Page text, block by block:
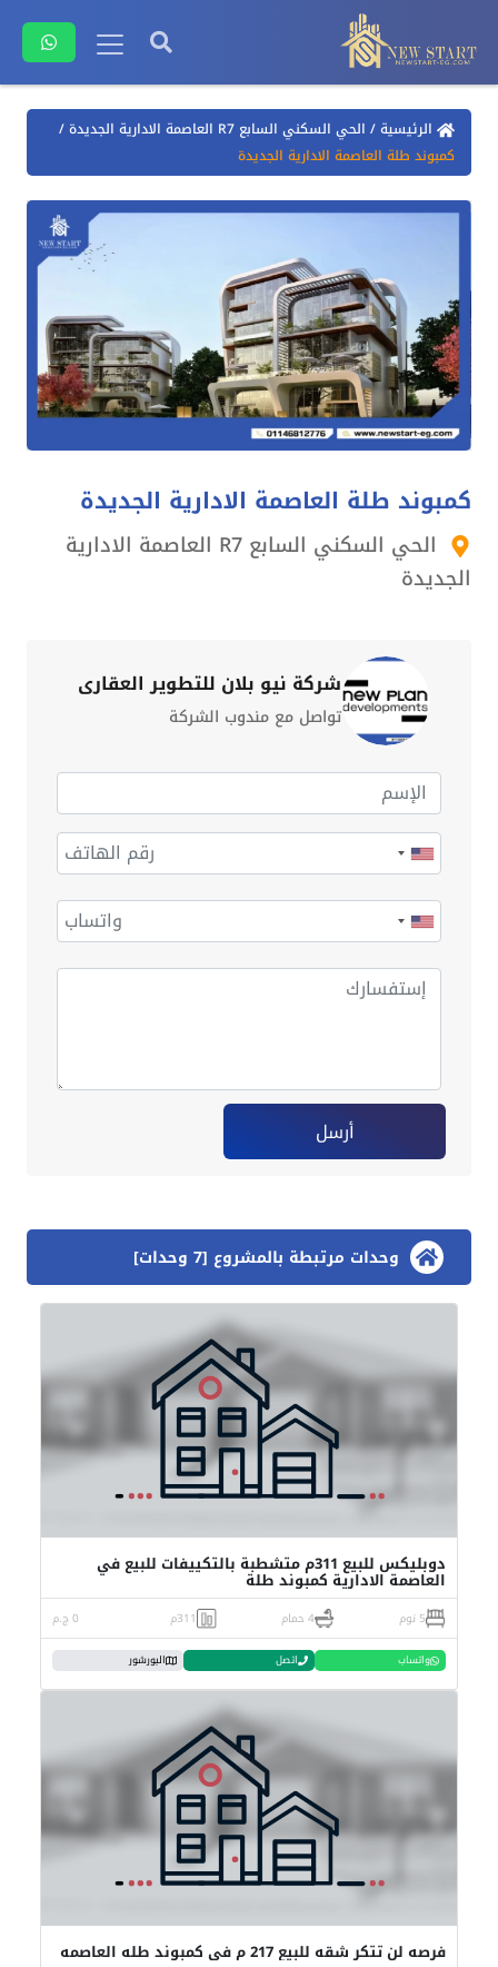
الرئيسية/ الحي السكني السابع R7 العاصمة الادارية الجديدة
/
كمبوند طلة العاصمة الادارية الجديدة
كمبوند طلة العاصمة الادارية الجديدة
الحي السكني السابع R7 العاصمة الادارية
الجديدة
شركة نيو بلان للتطوير العقاري
تواصل مع مندوب الشركة
أرسل
وحدات مرتبطة بالمشروع [7 وحدات]
دوبليكس للبيع 311م متشطبة بالتكييفات للبيع في
العاصمة الادارية كمبوند طلة
5 نوم 4 حمام 311م 0 ج.م
واتساب اتصل البورشور
فرصه لن تتكر شقه للبيع 217 م في كمبوند طله العاصمه